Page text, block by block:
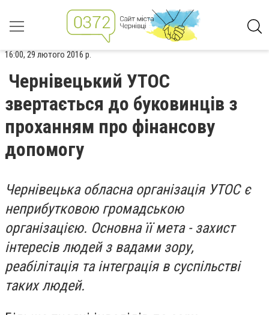
16:00, 29 лютого 2016 р.
Чернівецький УТОС
звертається до буковинців з
проханням про фінансову
допомогу
Чернівецька обласна організація УТОС є
неприбутковою громадською
організацією. Основна її мета - захист
інтересів людей з вадами зору,
реабілітація та інтеграція в суспільстві
таких людей.